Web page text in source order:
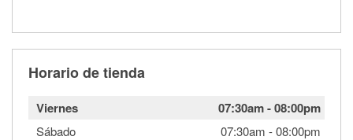
Horario de tienda
Viernes 07:30am-08:00pm
Sábado 07:30am -08:00pm